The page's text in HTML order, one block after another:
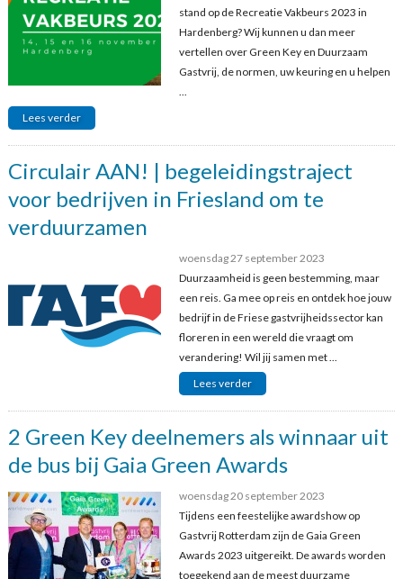
stand op de Recreatie Vakbeurs 2023 in
Hardenberg? Wij kunnen u dan meer
vertellen over Green Key en Duurzaam
Gastvrij, de normen, uw keuring en u helpen
Lees verder
Circulair AAN! | begeleidingstraject
voor bedrijven in Friesland om te
verduurzamen
woensdag 27 september 2023
Duurzaamheid is geen bestemming, maar
een reis. Ga mee op reis en ontdek hoe jouw
bedrijf in de Friese gastvrijheidssector kan
floreren in een wereld die vraagt om
verandering! Wil jij samen met ...
Lees verder
2 Green Key deelnemers als winnaar uit
de bus bij Gaia Green Awards
woensdag 20 september 2023
Tijdens een feestelijke awardshow op
Gastvrij Rotterdam zijn de Gaia Green
Awards 2023 uitgereikt. De awards worden
toegekend aan de meest duurzame